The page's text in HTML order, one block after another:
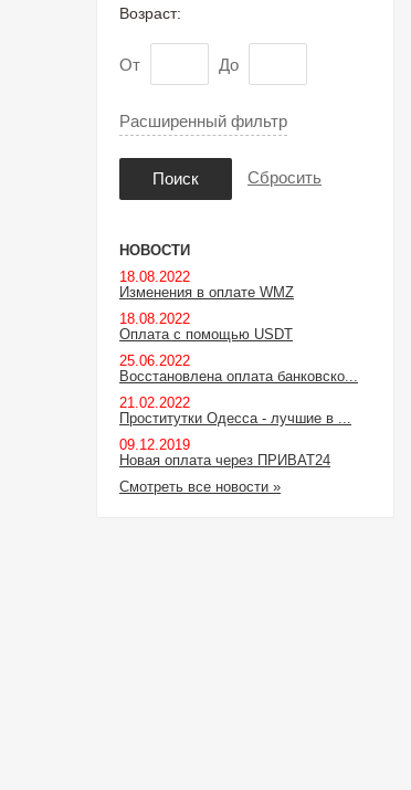
Возраст:
От До
Расширенный фильтр
Поиск Сбросить
НОВОСТИ
18.08.2022
Изменения в оплате WMZ
18.08.2022
Оплата с помощью USDT
25.06.2022
Восстановлена оплата банковско...
21.02.2022
Проститутки Одесса - лучшие в ...
09.12.2019
Новая оплата через ПРИВАТ24
Смотреть все новости »